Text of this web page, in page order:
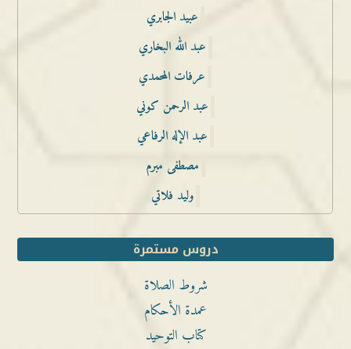
عبيد الجابري
عبد الله البخاري
عرفات المحمدي
عبد الرحمن كوني
عبد الإله الرفاعي
مصطفى مبرم
وليد فلاتي
دروس مستمرة
شروط الصلاة
عمدة الأحكام
كتاب التوحيد